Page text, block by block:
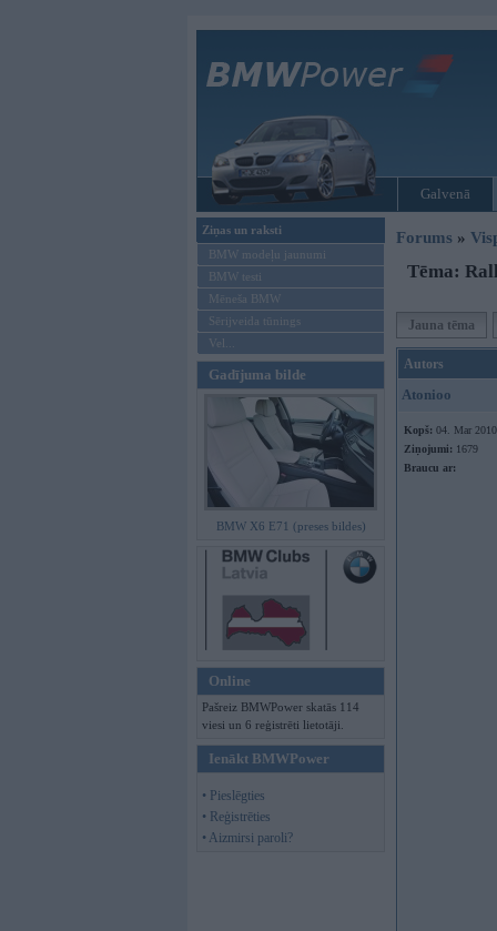
Galvenā
Ziņas un raksti
BMW modeļu jaunumi
BMW testi
Mēneša BMW
Sērijveida tūnings
Vel...
Gadījuma bilde
BMW X6 E71 (preses bildes)
Online
Pašreiz BMWPower skatās 114
viesi un 6 reģistrēti lietotāji.
Ienākt BMWPower
• Pieslēgties
• Reģistrēties
• Aizmirsi paroli?
Forums »
Tēma:
Jauna tēma
Autors
Atonioo
Kopš: 04. Mar 2010
Ziņojumi: 1679
Braucu ar: